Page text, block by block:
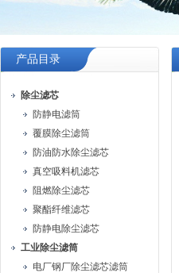
产品目录
除尘滤芯
防静电滤筒
覆膜除尘滤筒
防油防水除尘滤芯
真空吸料机滤芯
阻燃除尘滤芯
聚酯纤维滤芯
防静电除尘滤芯
工业除尘滤筒
电厂钢厂除尘滤芯滤筒